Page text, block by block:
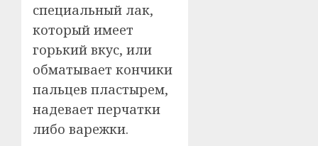
специальный лак,
который имеет
горький вкус, или
обматывает кончики
пальцев пластырем,
надевает перчатки
либо варежки.